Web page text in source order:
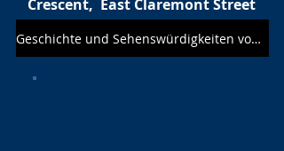
Crescent, East Claremont Street
Geschichte und Sehenswürdigkeiten von Broughton